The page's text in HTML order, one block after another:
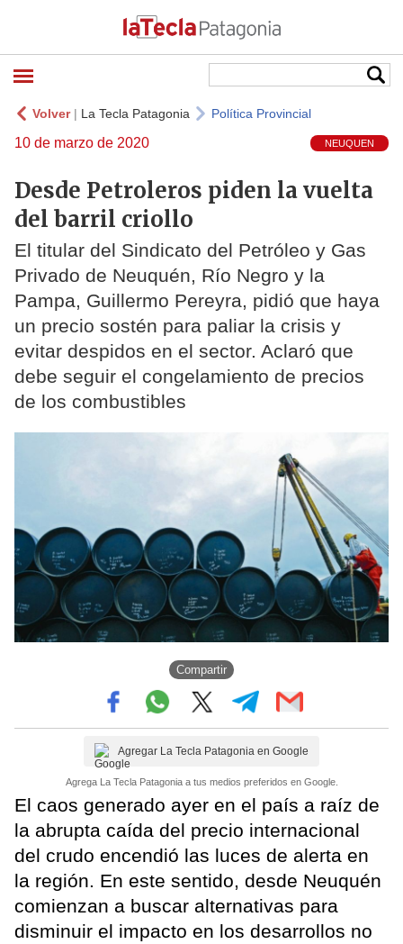
Volver| La Tecla Patagonia Política Provincial
10 de marzo de 2020 NEUQUEN
Desde Petroleros piden la vuelta
del barril criollo
El titular del Sindicato del Petróleo y Gas
Privado de Neuquén, Río Negro y la
Pampa, Guillermo Pereyra, pidió que haya
un precio sostén para paliar la crisis y
evitar despidos en el sector. Aclaró que
debe seguir el congelamiento de precios
de los combustibles
Compartir
Agregar La Tecla Patagonia en Google
Agrega La Tecla Patagonia a tus medios preferidos en Google.
El caos generado ayer en el país a raíz de
la abrupta caída del precio internacional
del crudo encendió las luces de alerta en
la región. En este sentido, desde Neuquén
comienzan a buscar alternativas para
disminuir el impacto en los desarrollos no